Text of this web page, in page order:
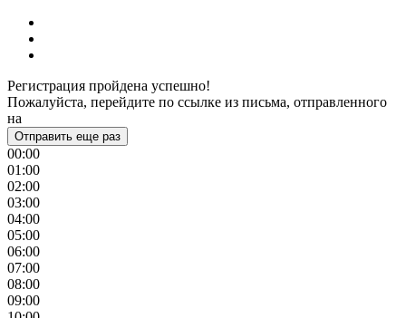
Регистрация пройдена успешно!
Пожалуйста, перейдите по ссылке из письма, отправленного
на
Отправить еще раз
00:00
01:00
02:00
03:00
04:00
05:00
06:00
07:00
08:00
09:00